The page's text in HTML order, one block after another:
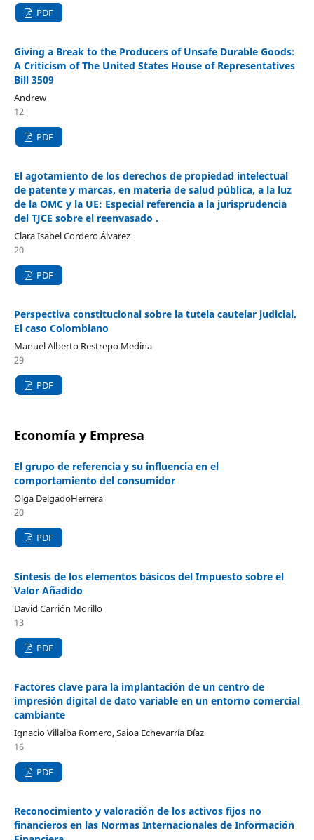
PDF
Giving a Break to the Producers of Unsafe Durable Goods:
A Criticism of The United States House of Representatives
Bill 3509
Andrew
12
PDF
El agotamiento de los derechos de propiedad intelectual
de patente y marcas, en materia de salud pública, a la luz
de la OMC y la UE: Especial referencia a la jurisprudencia
del TJCE sobre el reenvasado .
Clara Isabel Cordero Álvarez
20
PDF
Perspectiva constitucional sobre la tutela cautelar judicial.
El caso Colombiano
Manuel Alberto Restrepo Medina
29
PDF
Economía y Empresa
El grupo de referencia y su influencia en el
comportamiento del consumidor
Olga DelgadoHerrera
20
PDF
Síntesis de los elementos básicos del Impuesto sobre el
Valor Añadido
David Carrión Morillo
13
PDF
Factores clave para la implantación de un centro de
impresión digital de dato variable en un entorno comercial
cambiante
Ignacio Villalba Romero, Saioa Echevarría Díaz
16
PDF
Reconocimiento y valoración de los activos fijos no
financieros en las Normas Internacionales de Información